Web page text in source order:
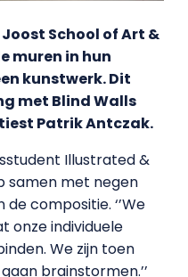
School of Art &
muren in hun
kunstwerk. Dit
met Blind Walls
Patrik Antczak.
Illustrated &
samen met negen
compositie. ‘’We
onze individuele
We zijn toen
brainstormen.’’